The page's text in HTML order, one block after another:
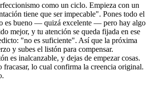
como un ciclo. Empieza con un
tiene que ser impecable". Pones todo el
es bueno — quizá excelente — pero hay algo
mejor, y tu atención se queda fijada en ese
"no es suficiente". Así que la próxima
y subes el listón para compensar.
es inalcanzable, y dejas de empezar cosas.
fracasar, lo cual confirma la creencia original.